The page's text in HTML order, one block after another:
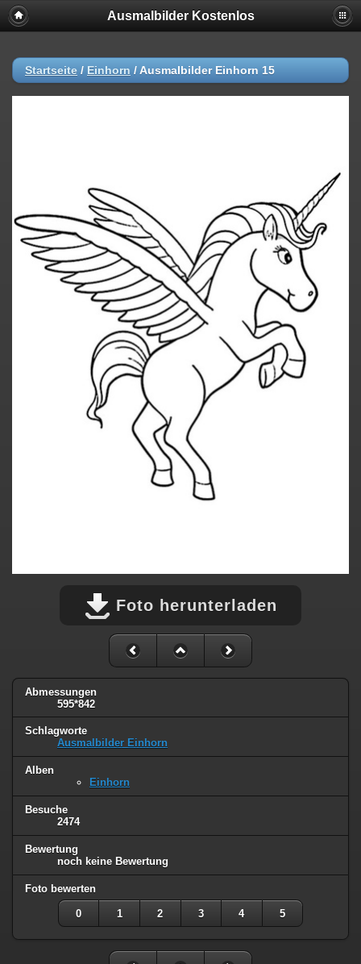
Ausmalbilder Kostenlos
Startseite / Einhorn / Ausmalbilder Einhorn 15
Foto herunterladen
Abmessungen
595*842
Schlagworte
Ausmalbilder Einhorn
Alben
Einhorn
Besuche
2474
Bewertung
noch keine Bewertung
Foto bewerten
0 1 2 3 4 5